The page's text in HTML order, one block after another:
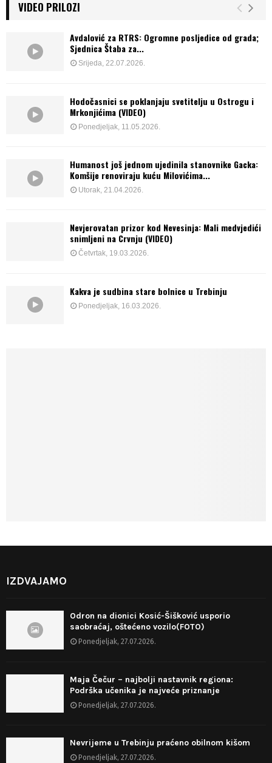
VIDEO PRILOZI
Avdalović za RTRS: Ogromne posljedice od grada;
Sjednica Štaba za...
Srijeda, 22.07.2026.
Hodočasnici se poklanjaju svetitelju u Ostrogu i
Mrkonjićima (VIDEO)
Ponedjeljak, 11.05.2026.
Humanost još jednom ujedinila stanovnike Gacka:
Komšije renoviraju kuću Milovićima...
Utorak, 21.04.2026.
Nevjerovatan prizor kod Nevesinja: Mali medvjedići
snimljeni na Crvnju (VIDEO)
Četvrtak, 19.03.2026.
Kakva je sudbina stare bolnice u Trebinju
Ponedjeljak, 16.03.2026.
IZDVAJAMO
Odron na dionici Kosić-Šišković usporio
saobraćaj, oštećeno vozilo(FOTO)
Ponedjeljak, 27.07.2026.
Maja Čečur – najbolji nastavnik regiona:
Podrška učenika je najveće priznanje
Ponedjeljak, 27.07.2026.
Nevrijeme u Trebinju praćeno obilnom kišom
Ponedjeljak, 27.07.2026.